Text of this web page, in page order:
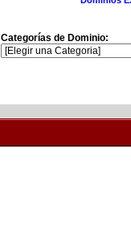
Categorías de Dominio: